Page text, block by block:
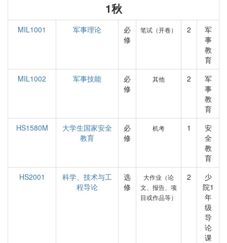
1秋
MIL1001 军事理论
必
修
笔试（开卷） 2
军
事
教
育
MIL1002
军事技能
必
修
其他 2
军
事
教
育
HS1580M
大学生国家安全
教育
必
修
机考 1
安
全
教
育
HS2001
科学、技术与工
程导论
选
修
大作业（论
文、报告、项
目或作品等）
2
少
院1
年
级
导
论
课